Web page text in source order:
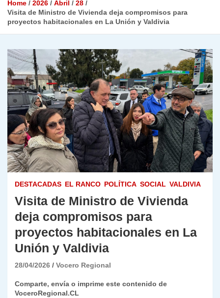
Home 2026 Abril
28
Visita de Ministro de Vivienda deja compromisos para
proyectos habitacionales en La Unión y Valdivia
DESTACADAS EL RANCO POLÍTICA SOCIAL VALDIVIA
Visita de Ministro de Vivienda
deja compromisos para
proyectos habitacionales en La
Unión y Valdivia
28/04/2026 Vocero Regional
Comparte, envía o imprime este contenido de
VoceroRegional.CL